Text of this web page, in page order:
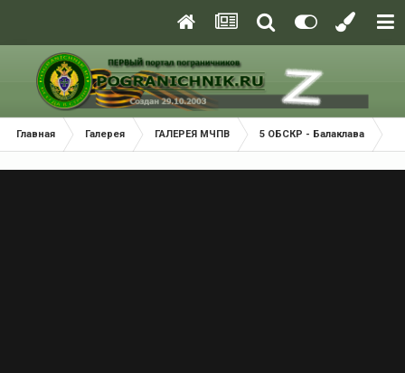
Главная Галерея ГАЛЕРЕЯ МЧПВ 5 ОБСКР - Балаклава